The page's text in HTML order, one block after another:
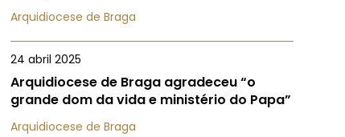
Arquidiocese de Braga
24 abril 2025
Arquidiocese de Braga agradeceu “o
grande dom da vida e ministério do Papa”
Arquidiocese de Braga